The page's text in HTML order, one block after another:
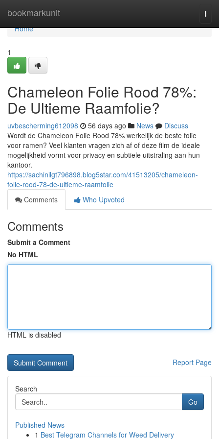
bookmarkunit
Home
Home
1
Chameleon Folie Rood 78%:
De Ultieme Raamfolie?
uvbescherming612098 56 days ago News
Discuss
Wordt de Chameleon Folie Rood 78% werkelijk de beste folie
voor ramen? Veel klanten vragen zich af of deze film de ideale
mogelijkheid vormt voor privacy en subtiele uitstraling aan hun
kantoor.
https://sachinilgt796898.blog5star.com/41513205/chameleon-
folie-rood-78-de-ultieme-raamfolie
Comments
Who Upvoted
Comments
Submit a Comment
No HTML
HTML is disabled
Report Page
Search
Go
Published News
1 Best Telegram Channels for Weed Delivery